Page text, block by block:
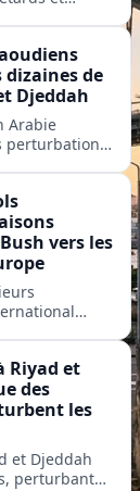
United,
Unis et en
de
Djeddah
Arabie
perturbations
vers les
et
Riyad et
des
les
et Djeddah
perturbant